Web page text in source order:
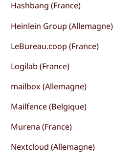
Hashbang (France)
Heinlein Group (Allemagne)
LeBureau.coop (France)
Logilab (France)
mailbox (Allemagne)
Mailfence (Belgique)
Murena (France)
Nextcloud (Allemagne)